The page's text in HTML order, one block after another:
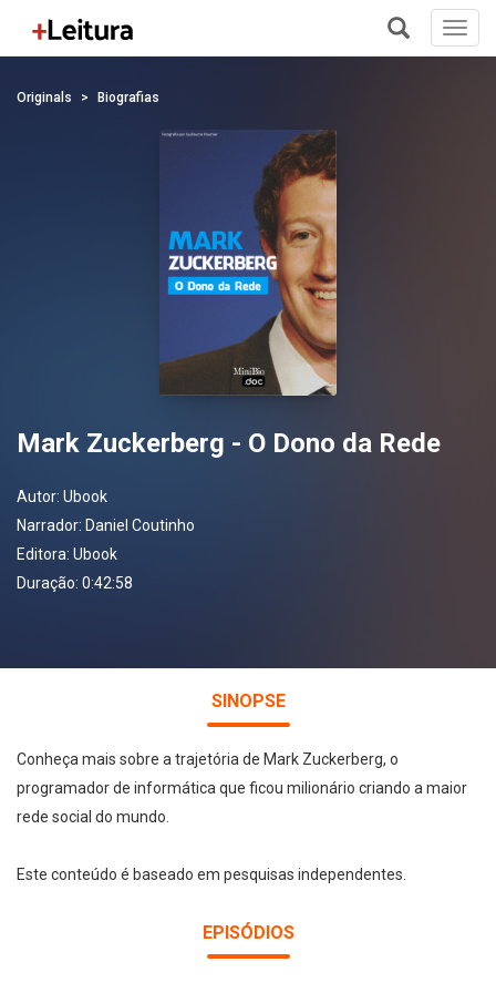
Originals Biografias
Mark Zuckerberg - O Dono da Rede
Autor: Ubook
Narrador: Daniel Coutinho
Editora: Ubook
Duração: 0:42:58
SINOPSE
Conheça mais sobre a trajetória de Mark Zuckerberg, o
programador de informática que ficou milionário criando a maior
rede social do mundo.
Este conteúdo é baseado em pesquisas independentes.
EPISÓDIOS